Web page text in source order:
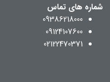
شماره های تماس
09386218000
09124107600
02122470371